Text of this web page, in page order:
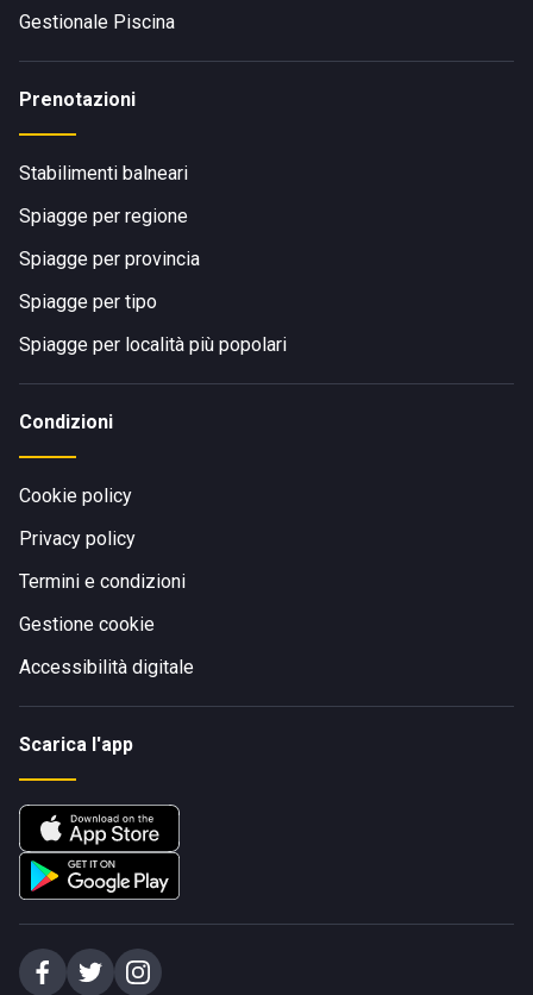
Gestionale Piscina
Prenotazioni
Stabilimenti balneari
Spiagge per regione
Spiagge per provincia
Spiagge per tipo
Spiagge per località più popolari
Condizioni
Cookie policy
Privacy policy
Termini e condizioni
Gestione cookie
Accessibilità digitale
Scarica l'app